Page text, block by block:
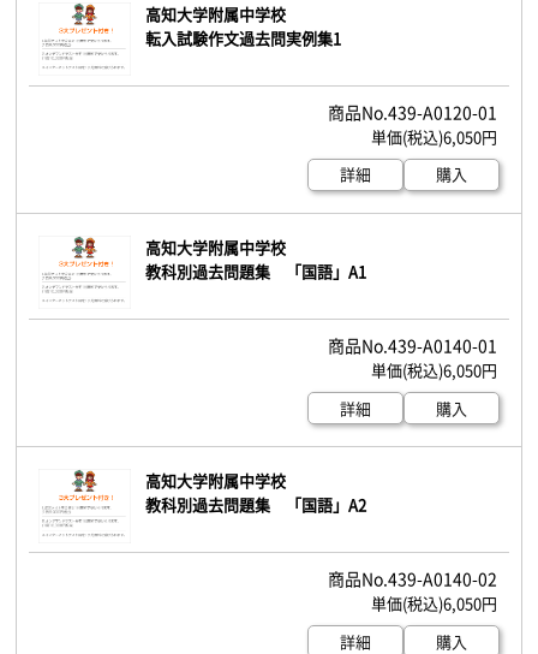
高知大学附属中学校
転入試験作文過去問実例集1
439-A0120-01
6,050円
詳細
購入
高知大学附属中学校
教科別過去問題集 「国語」A1
439-A0140-01
6,050円
詳細
購入
高知大学附属中学校
教科別過去問題集 「国語」A2
439-A0140-02
6,050円
詳細
購入